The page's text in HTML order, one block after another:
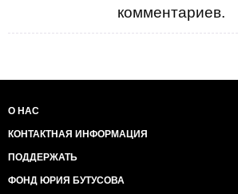
комментариев.
О НАС
КОНТАКТНАЯ ИНФОРМАЦИЯ
ПОДДЕРЖАТЬ
ФОНД ЮРИЯ БУТУСОВА